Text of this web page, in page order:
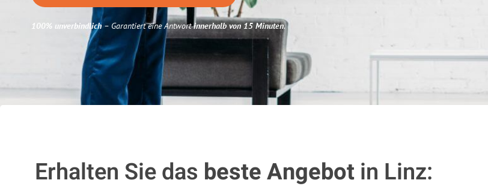
100% unverbindlich– Garantiert eine Antwortinnerhalb von 15 Minuten.
Erhalten Sie das beste Angebotin Linz: